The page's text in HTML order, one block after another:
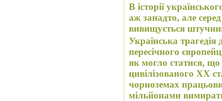
В історії
аж занадто, але
вивищується
Українська трагедія
пересічного
як могло статися, що
цивілізованого ХХ
чорноземах
мільйонами